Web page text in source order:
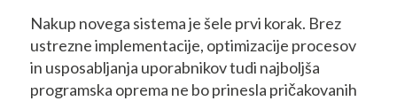
Nakup novega sistema je šele prvi korak. Brez
ustrezne implementacije, optimizacije procesov
in usposabljanja uporabnikov tudi najboljša
programska oprema ne bo prinesla pričakovanih